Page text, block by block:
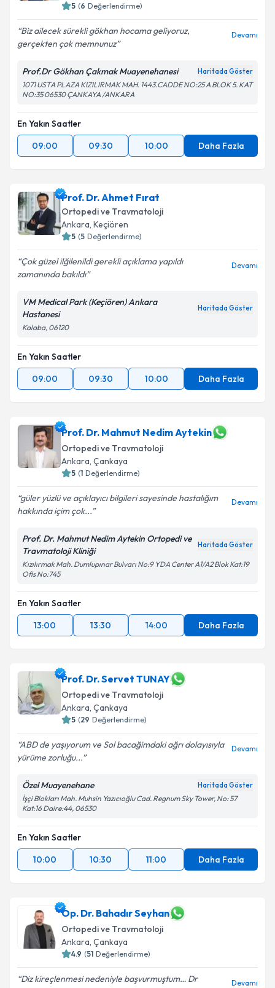
5 (6 Değerlendirme)
Biz ailecek sürekli gökhan hocama geliyoruz,
gerçekten çok memnunuz
Devamı
Prof.Dr Gökhan Çakmak Muayenehanesi Haritada Göster
1071 USTA PLAZA KIZILIRMAK MAH. 1443.CADDE NO:25 A BLOK 5. KAT
NO:35 06530 ÇANKAYA /ANKARA
En Yakın Saatler
09:00
09:30 10:00 Daha Fazla
Prof. Dr. Ahmet Fırat
Ortopedi ve Travmatoloji
Ankara, Keçiören
5 (5 Değerlendirme)
Çok güzel ilğilenildi gerekli açıklama yapıldı
zamanında bakıldı
Devamı
VM Medical Park (Keçiören) Ankara
Hastanesi
Haritada Göster
Kalaba, 06120
En Yakın Saatler
09:00
09:30 10:00 Daha Fazla
Prof. Dr. Mahmut Nedim Aytekin
Ortopedi ve Travmatoloji
Ankara, Çankaya
5 (1 Değerlendirme)
güler yüzlü ve açıklayıcı bilgileri sayesinde hastalığım
hakkında içim çok...
Devamı
Prof. Dr. Mahmut Nedim Aytekin Ortopedi ve
Travmatoloji Kliniği
Haritada Göster
Kızılırmak Mah. Dumlupınar Bulvarı No:9 YDA Center A1/A2 Blok Kat:19
Ofis No:745
En Yakın Saatler
13:00
13:30 14:00 Daha Fazla
Prof. Dr. Servet TUNAY
Ortopedi ve Travmatoloji
Ankara, Çankaya
5 (29 Değerlendirme)
ABD de yaşıyorum ve Sol bacağimdaki ağrı dolayısıyla
yürüme zorluğu...
Devamı
Özel Muayenehane Haritada Göster
İşçi Blokları Mah. Muhsin Yazıcıoğlu Cad. Regnum Sky Tower, No: 57
Kat:16 Daire:44, 06530
En Yakın Saatler
10:00
10:30 11:00 Daha Fazla
Op. Dr. Bahadır Seyhan
Ortopedi ve Travmatoloji
Ankara, Çankaya
4.9 (51 Değerlendirme)
Diz kireçlenmesi nedeniyle başvurmuştum… Dr
Devamı